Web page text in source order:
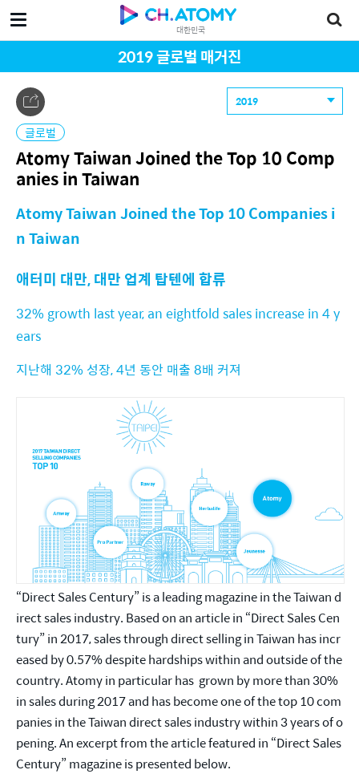
대한민국
2019 글로벌 매거진
2019
글로벌
Atomy Taiwan Joined the Top 10 Comp
anies in Taiwan
Atomy Taiwan Joined the Top 10 Companies i
n Taiwan
애터미 대만, 대만 업계 탑텐에 합류
32% growth last year, an eightfold sales increase in 4 y
ears
지난해 32% 성장, 4년 동안 매출 8배 커져
“Direct Sales Century” is a leading magazine in the Taiwan d
irect sales industry. Based on an article in “Direct Sales Cen
tury” in 2017, sales through direct selling in Taiwan has incr
eased by 0.57% despite hardships within and outside of the
country. Atomy in particular has  grown by more than 30%
in sales during 2017 and has become one of the top 10 com
panies in the Taiwan direct sales industry within 3 years of o
pening. An excerpt from the article featured in “Direct Sales
Century” magazine is presented below.